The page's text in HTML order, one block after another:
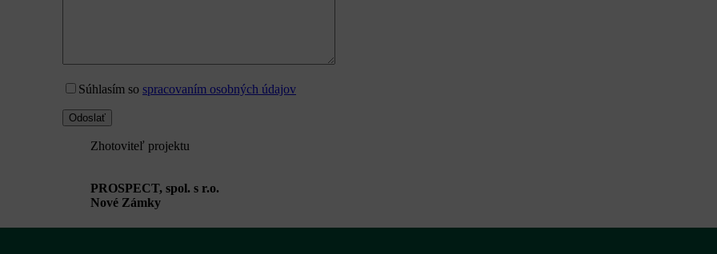
Súhlasím so spracovaním osobných údajov
Zhotoviteľ projektu
PROSPECT, spol. s r.o.
Nové Zámky